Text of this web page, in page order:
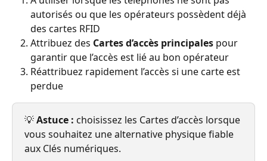
autorisés ou que les opérateurs possèdent déjà
des cartes RFID
Attribuez des Cartes d’accès principales pour
garantir que l’accès est lié au bon opérateur
Réattribuez rapidement l’accès si une carte est
perdue
💡 Astuce : choisissez les Cartes d’accès lorsque
vous souhaitez une alternative physique fiable
aux Clés numériques.